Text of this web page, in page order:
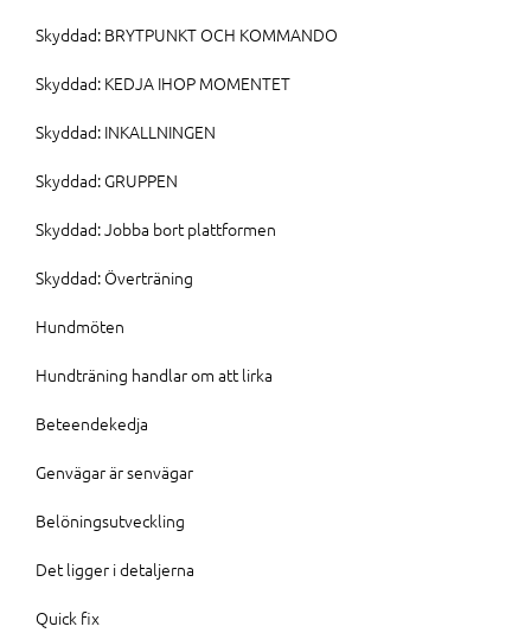
Skyddad: BRYTPUNKT OCH KOMMANDO
Skyddad: KEDJA IHOP MOMENTET
Skyddad: INKALLNINGEN
Skyddad: GRUPPEN
Skyddad: Jobba bort plattformen
Skyddad: Överträning
Hundmöten
Hundträning handlar om att lirka
Beteendekedja
Genvägar är senvägar
Belöningsutveckling
Det ligger i detaljerna
Quick fix